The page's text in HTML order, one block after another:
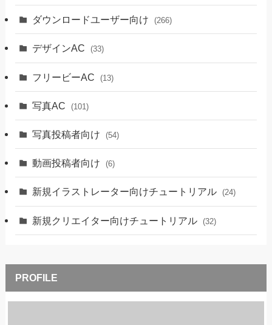
ダウンロードユーザー向け (266)
デザインAC (33)
フリービーAC (13)
写真AC (101)
写真投稿者向け (54)
動画投稿者向け (6)
新規イラストレーター向けチュートリアル (24)
新規クリエイター向けチュートリアル (32)